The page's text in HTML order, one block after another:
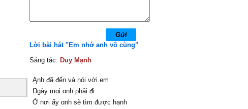
Lời bài hát "Em nhớ anh vô cùng"
Sáng tác: Duy Mạnh
Ąnh đã đến νà nói νới em
Ŋgàу mɑi ɑnh ρhải đi
Ở nơi ấу ɑnh sẽ tìm được hạnh